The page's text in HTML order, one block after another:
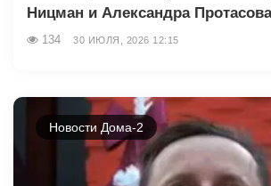
Ницман и Александра Протасова
134 30 ИЮЛЯ, 2026 12:15
Новости Дома-2